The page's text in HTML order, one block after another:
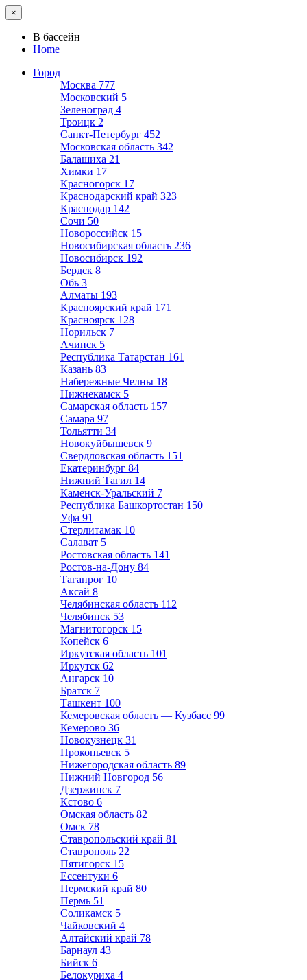
×
В бассейн
Home
Город
Москва 777
Московский 5
Зеленоград 4
Троицк 2
Санкт-Петербург 452
Московская область 342
Балашиха 21
Химки 17
Красногорск 17
Краснодарский край 323
Краснодар 142
Сочи 50
Новороссийск 15
Новосибирская область 236
Новосибирск 192
Бердск 8
Обь 3
Алматы 193
Красноярский край 171
Красноярск 128
Норильск 7
Ачинск 5
Республика Татарстан 161
Казань 83
Набережные Челны 18
Нижнекамск 5
Самарская область 157
Самара 97
Тольятти 34
Новокуйбышевск 9
Свердловская область 151
Екатеринбург 84
Нижний Тагил 14
Каменск-Уральский 7
Республика Башкортостан 150
Уфа 91
Стерлитамак 10
Салават 5
Ростовская область 141
Ростов-на-Дону 84
Таганрог 10
Аксай 8
Челябинская область 112
Челябинск 53
Магнитогорск 15
Копейск 6
Иркутская область 101
Иркутск 62
Ангарск 10
Братск 7
Ташкент 100
Кемеровская область — Кузбасс 99
Кемерово 36
Новокузнецк 31
Прокопьевск 5
Нижегородская область 89
Нижний Новгород 56
Дзержинск 7
Кстово 6
Омская область 82
Омск 78
Ставропольский край 81
Ставрополь 22
Пятигорск 15
Ессентуки 6
Пермский край 80
Пермь 51
Соликамск 5
Чайковский 4
Алтайский край 78
Барнаул 43
Бийск 6
Белокуриха 4